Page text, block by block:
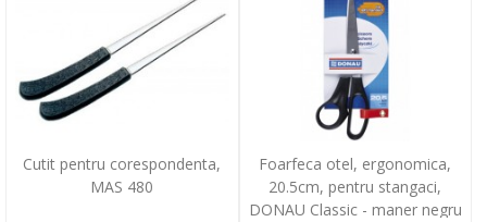
Cutit pentru corespondenta,
MAS 480
Foarfeca otel, ergonomica,
20.5cm, pentru stangaci,
DONAU Classic - maner negru